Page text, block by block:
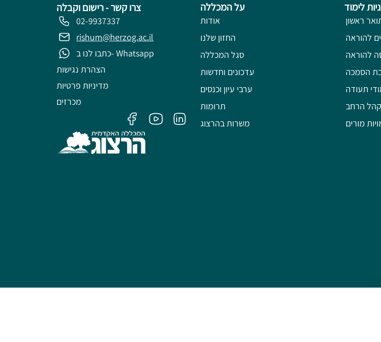
צרו קשר - רישום וקבלה
02-9937337
rishum@herzog.ac.il
כתבו לנו ב- Whatsapp
הצהרת נגישות
מדיניות פרטיות
מכרזים
על המכללה
אודות
החזון שלנו
סגל המכללה
עדכונים וחדשות
ערבי עיון וכנסים
תרומות
משרות בהרצוג
לימוד
ראשון
להוראה
להוראה
הסמכה
תעודה
הרחב
מורים